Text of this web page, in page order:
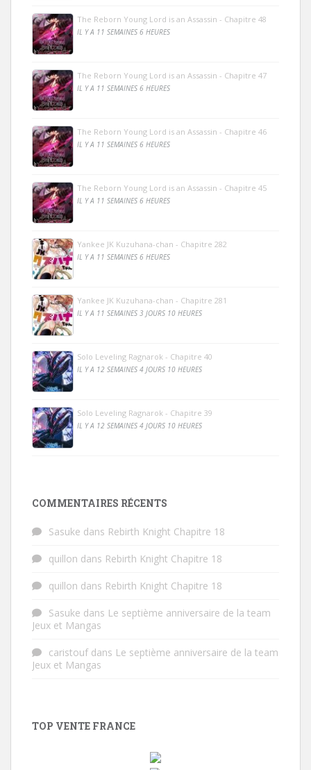
The Reborn Young Lord is an Assassin - Chapitre 48
IL Y A 11 SEMAINES 6 HEURES
The Reborn Young Lord is an Assassin - Chapitre 47
IL Y A 11 SEMAINES 6 HEURES
The Reborn Young Lord is an Assassin - Chapitre 46
IL Y A 11 SEMAINES 6 HEURES
The Reborn Young Lord is an Assassin - Chapitre 45
IL Y A 11 SEMAINES 6 HEURES
Yankee JK Kuzuhana-chan - Chapitre 282
IL Y A 11 SEMAINES 6 HEURES
Yankee JK Kuzuhana-chan - Chapitre 281
IL Y A 11 SEMAINES 3 JOURS 10 HEURES
Solo Leveling Ragnarok - Chapitre 40
IL Y A 12 SEMAINES 4 JOURS 10 HEURES
Solo Leveling Ragnarok - Chapitre 39
IL Y A 12 SEMAINES 4 JOURS 10 HEURES
COMMENTAIRES RÉCENTS
Sasuke dans Rebirth Knight Chapitre 18
quillon dans Rebirth Knight Chapitre 18
quillon dans Rebirth Knight Chapitre 18
Sasuke dans Le septième anniversaire de la team
Jeux et Mangas
caristoufdans Le septième anniversaire de la team
Jeux et Mangas
TOP VENTE FRANCE